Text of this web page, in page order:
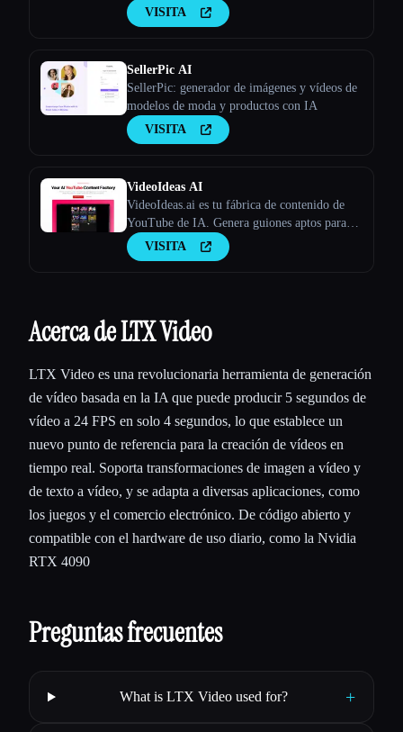
VISITA
SellerPic AI
SellerPic: generador de imágenes y vídeos de
modelos de moda y productos con IA
VISITA
VideoIdeas AI
VideoIdeas.ai es tu fábrica de contenido de
YouTube de IA. Genera guiones aptos para
hacer virus, nuevas ideas de vídeo y contenido
atractivo en cuestión de minutos.
VISITA
Acerca de LTX Video
LTX Video es una revolucionaria herramienta de generación
de vídeo basada en la IA que puede producir 5 segundos de
vídeo a 24 FPS en solo 4 segundos, lo que establece un
nuevo punto de referencia para la creación de vídeos en
tiempo real. Soporta transformaciones de imagen a vídeo y
de texto a vídeo, y se adapta a diversas aplicaciones, como
los juegos y el comercio electrónico. De código abierto y
compatible con el hardware de uso diario, como la Nvidia
RTX 4090
Preguntas frecuentes
What is LTX Video used for? +